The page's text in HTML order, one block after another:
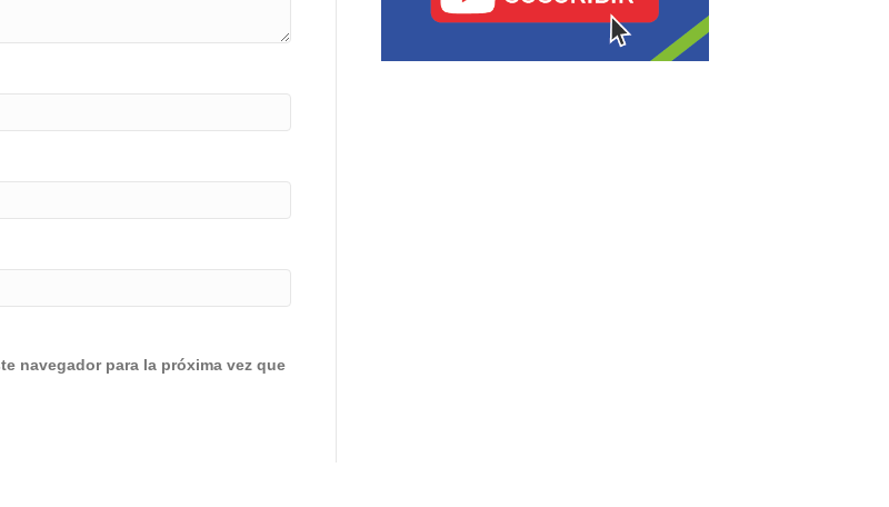
navegador para la próxima vez que